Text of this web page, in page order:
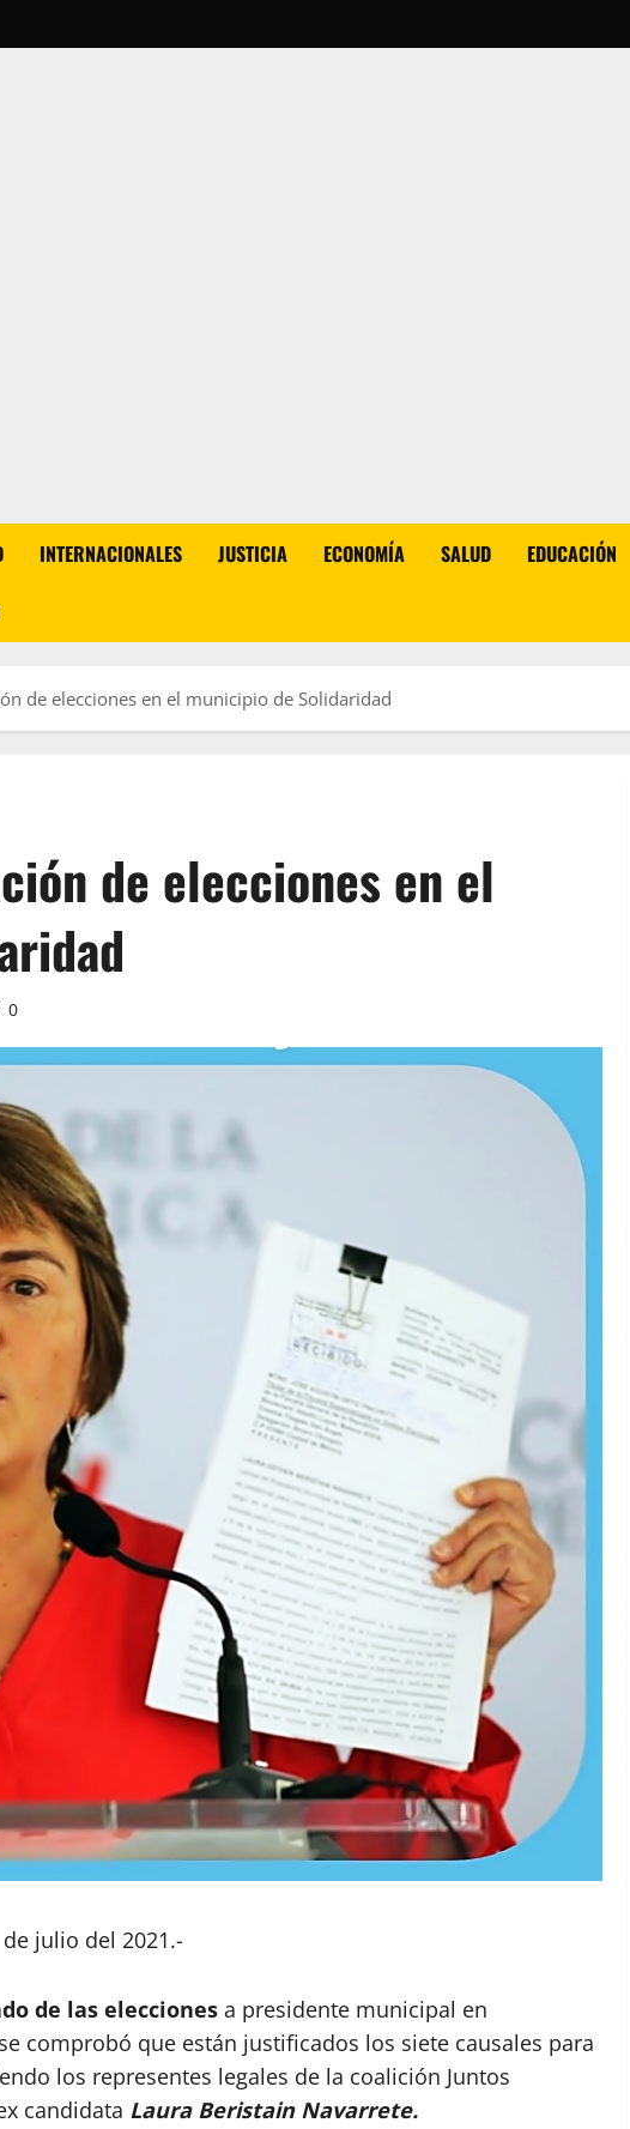
INTERNACIONALES JUSTICIA ECONOMÍA SALUD EDUCACIÓN
de elecciones en el municipio de Solidaridad
de elecciones en el
0
julio del 2021.-
de las elecciones a presidente municipal en
comprobó que están justificados los siete causales para
los representes legales de la coalición Juntos
candidata Laura Beristain Navarrete.